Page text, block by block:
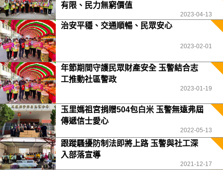
有限、民力無窮價值
2023-04-13
治安平穩、交通順暢、民眾安心
2023-02-01
年節期間守護民眾財產安全 玉警結合志
工推動社區警政
2023-01-19
玉里媽祖宮捐贈504包白米 玉警無遠弗屆
傳遞信士愛心
2022-05-13
跟蹤騷擾防制法即將上路 玉警與社工深
入部落宣導
2021-12-17